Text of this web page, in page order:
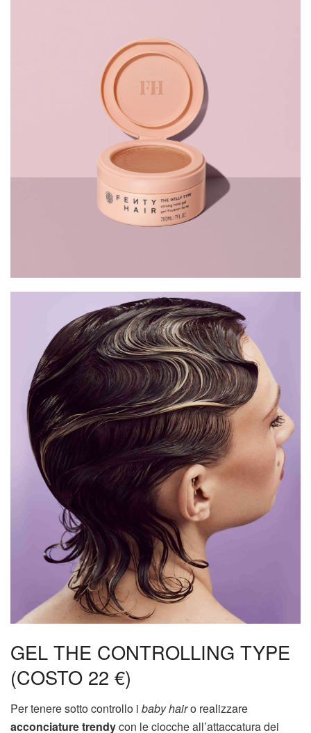
GEL THE CONTROLLING TYPE
(COSTO 22 €)
Per tenere sotto controllo i baby hairo realizzare
acconciature trendycon le ciocche all’attaccatura dei